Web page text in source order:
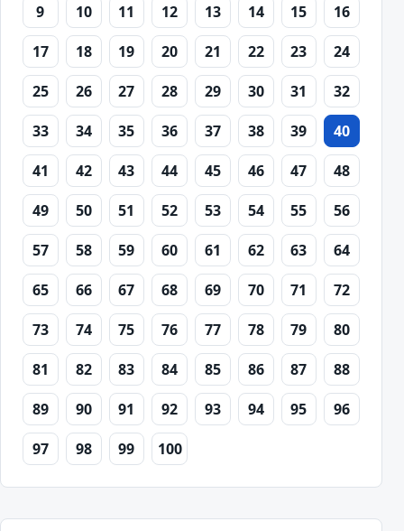
9
10 11 12 13 14 15
16
17
18 19 20 21 22 23
24
25
26 27 28 29 30 31
32
33
34 35 36 37 38 39
40
41
42 43 44 45 46 47
48
49
50 51 52 53 54 55
56
57
58 59 60 61 62 63
64
65
66 67 68 69 70 71
72
73
74 75 76 77 78 79
80
81
82 83 84 85 86 87
88
89
90 91 92 93 94 95
96
97
98 99 100